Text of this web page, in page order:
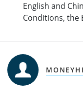
English and
Conditions, the